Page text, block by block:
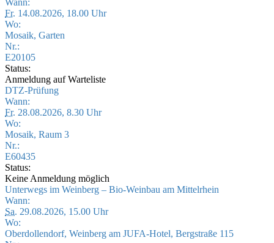
Wann:
Fr. 14.08.2026, 18.00 Uhr
Wo:
Mosaik, Garten
Nr.:
E20105
Status:
Anmeldung auf Warteliste
DTZ-Prüfung
Wann:
Fr. 28.08.2026, 8.30 Uhr
Wo:
Mosaik, Raum 3
Nr.:
E60435
Status:
Keine Anmeldung möglich
Unterwegs im Weinberg – Bio-Weinbau am Mittelrhein
Wann:
Sa. 29.08.2026, 15.00 Uhr
Wo:
Oberdollendorf, Weinberg am JUFA-Hotel, Bergstraße 115